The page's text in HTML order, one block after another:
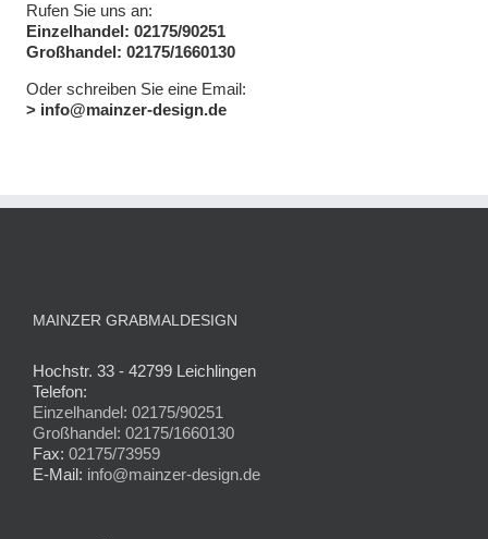
Rufen Sie uns an:
Einzelhandel: 02175/90251
Großhandel: 02175/1660130
Oder schreiben Sie eine Email:
> info@mainzer-design.de
MAINZER GRABMALDESIGN
Hochstr. 33 - 42799 Leichlingen
Telefon:
Einzelhandel: 02175/90251
Großhandel: 02175/1660130
Fax: 02175/73959
E-Mail: info@mainzer-design.de